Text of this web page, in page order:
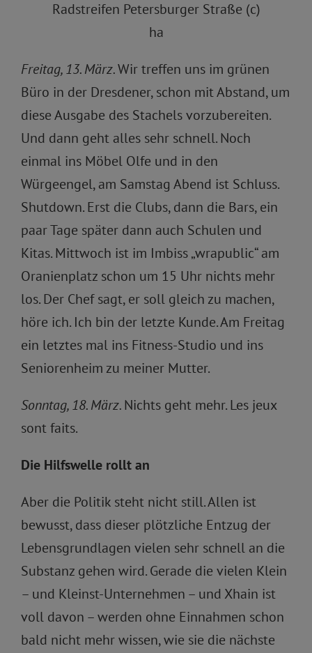
Radstreifen Petersburger Straße (c)
ha
Freitag, 13. März.Wir treffen uns im grünen
Büro in der Dresdener, schon mit Abstand, um
diese Ausgabe des Stachels vorzubereiten.
Und dann geht alles sehr schnell. Noch
einmal ins Möbel Olfe und in den
Würgeengel, am Samstag Abend ist Schluss.
Shutdown. Erst die Clubs, dann die Bars, ein
paar Tage später dann auch Schulen und
Kitas. Mittwoch ist im Imbiss „wrapublic“ am
Oranienplatz schon um 15 Uhr nichts mehr
los. Der Chef sagt, er soll gleich zu machen,
höre ich. Ich bin der letzte Kunde. Am Freitag
ein letztes mal ins Fitness-Studio und ins
Seniorenheim zu meiner Mutter.
Sonntag, 18. März.Nichts geht mehr. Les jeux
sont faits.
Die Hilfswelle rollt an
Aber die Politik steht nicht still. Allen ist
bewusst, dass dieser plötzliche Entzug der
Lebensgrundlagen vielen sehr schnell an die
Substanz gehen wird. Gerade die vielen Klein
– und Kleinst-Unternehmen – und Xhain ist
voll davon – werden ohne Einnahmen schon
bald nicht mehr wissen, wie sie die nächste